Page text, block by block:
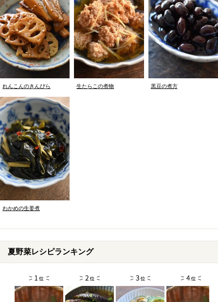
れんこんのきんぴら 生たらこの煮物 黒豆の煮方
わかめの生姜煮
夏野菜レシピランキング